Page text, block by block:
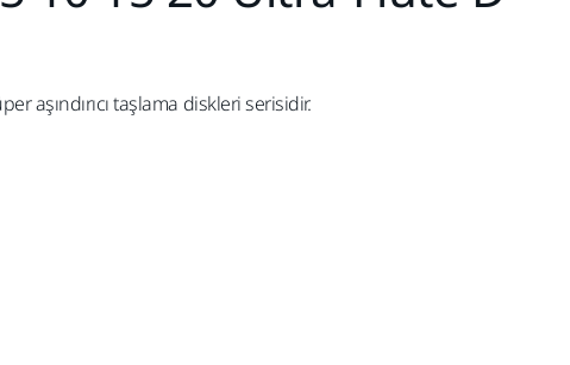
aşındırıcı taşlama diskleri serisidir.